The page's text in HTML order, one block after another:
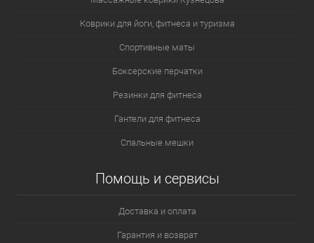
Коврики для йоги, фитнеса и туризма
Спортивные маты
Боксерские перчатки
Резинки для фитнеса
Гантели для фитнеса
Спальные мешки
Помощь и сервисы
Доставка и оплата
Гарантия и возврат